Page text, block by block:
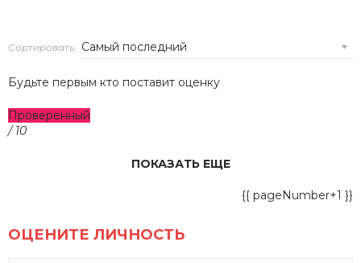
Сортировать:
Будьте первым кто поставит оценку
Проверенный
/ 10
ПОКАЗАТЬ ЕЩЕ
{{ pageNumber+1 }}
ОЦЕНИТЕ ЛИЧНОСТЬ